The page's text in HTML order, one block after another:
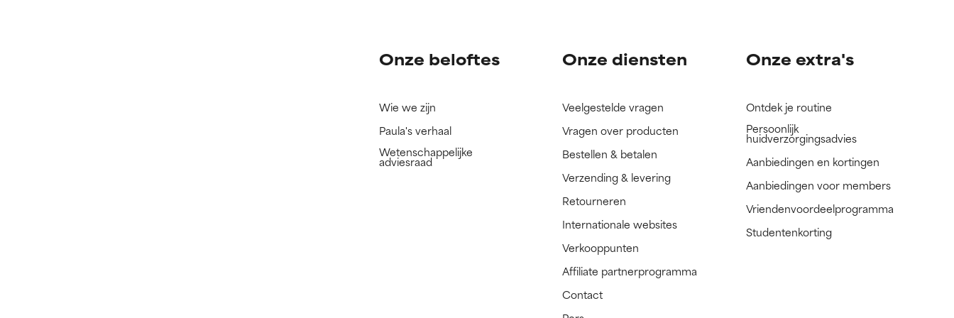
Onze beloftes
Wie we zijn
Paula's verhaal
Wetenschappelijke
adviesraad
Onze diensten
Veelgestelde vragen
Vragen over producten
Bestellen & betalen
Verzending & levering
Retourneren
Internationale websites
Verkooppunten
Affiliate partnerprogramma
Contact
Onze extra's
Ontdek je routine
Persoonlijk
huidverzorgingsadvies
Aanbiedingen en kortingen
Aanbiedingen voor members
Vriendenvoordeelprogramma
Studentenkorting